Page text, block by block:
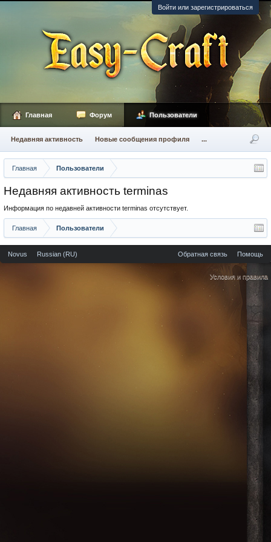
Войти или зарегистрироваться
Главная Пользователи
Недавняя активность terminas
Информация по недавней активности terminas отсутствует.
Главная Пользователи
Главная Форум Пользователи
Недавняя активность Новые сообщения профиля ...
Novus Russian (RU) Обратная связь Помощь
Условия и правила